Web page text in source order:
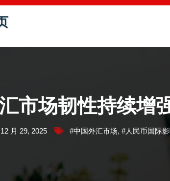
市场韧性持续增
12 月 29, 2025 #中国外汇市场, #人民币国际